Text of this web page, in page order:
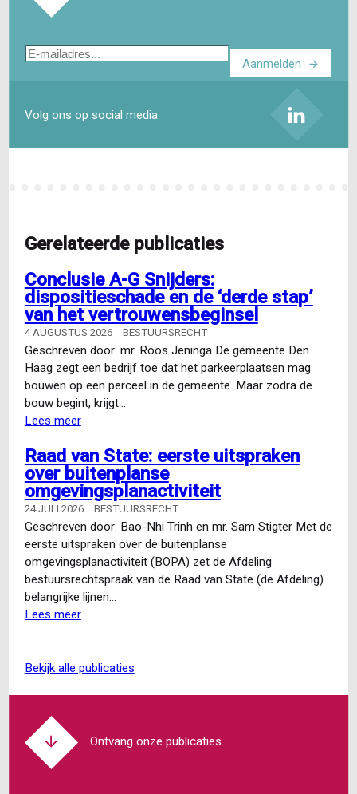
E-
Aanmelden
Volg ons op social media
Gerelateerde publicaties
Conclusie A-G Snijders:
dispositieschade en de ‘derde stap’
van het vertrouwensbeginsel
4 AUGUSTUS 2026 BESTUURSRECHT
Geschreven door: mr. Roos Jeninga De gemeente Den
Haag zegt een bedrijf toe dat het parkeerplaatsen mag
bouwen op een perceel in de gemeente. Maar zodra de
bouw begint, krijgt…
Lees meerover
A-
G
Snijders:
dispositieschade
en
de
‘derde
stap’
van
het
Raad van State: eerste uitspraken
over buitenplanse
omgevingsplanactiviteit
24 JULI 2026 BESTUURSRECHT
Geschreven door: Bao-Nhi Trinh en mr. Sam Stigter Met de
eerste uitspraken over de buitenplanse
omgevingsplanactiviteit (BOPA) zet de Afdeling
bestuursrechtspraak van de Raad van State (de Afdeling)
belangrijke lijnen…
Lees meerover
State:
buitenplanse
bekijk alle publicaties
Ontvang onze publicaties